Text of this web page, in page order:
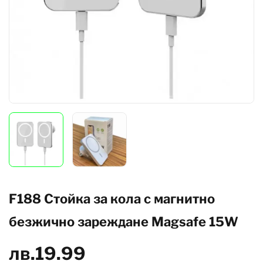
F188 Стойка за кола с магнитно
безжично зареждане Magsafe 15W
лв.19.99